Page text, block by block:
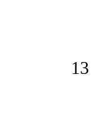
13